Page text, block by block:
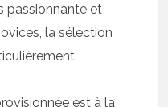
passionnante et
la sélection
est à la